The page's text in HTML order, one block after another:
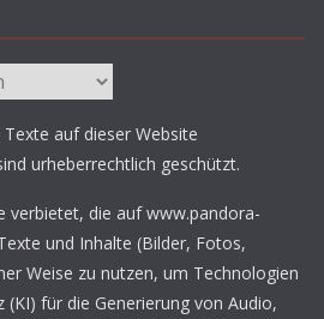
auf dieser Website
urheberrechtlich geschützt.
verbietet, die auf www.pandora-
und Inhalte (Bilder, Fotos,
Weise zu nutzen, um Technologien
(KI) für die Generierung von Audio,